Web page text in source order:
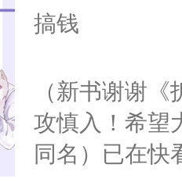
用力——为你
搞钱
（新书谢谢
攻慎入！希望
同名）已在快